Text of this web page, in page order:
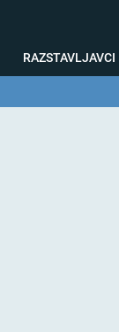
RAZSTAVLJAVCI